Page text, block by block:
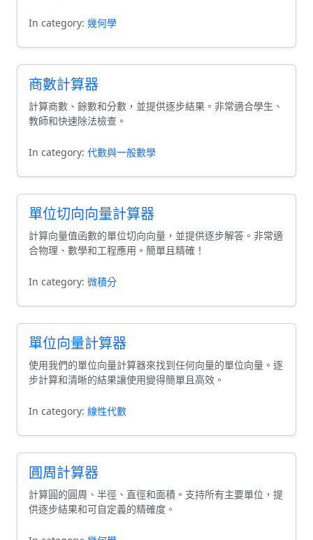
In category: 幾何學
商數計算器
計算商數、餘數和分數，並提供逐步結果。非常適合學生、
教師和快速除法檢查。
In category: 代數與一般數學
單位切向向量計算器
計算向量值函數的單位切向向量，並提供逐步解答。非常適
合物理、數學和工程應用。簡單且精確！
In category: 微積分
單位向量計算器
使用我們的單位向量計算器來找到任何向量的單位向量。逐
步計算和清晰的結果讓使用變得簡單且高效。
In category: 線性代數
圓周計算器
計算圓的圓周、半徑、直徑和面積。支持所有主要單位，提
供逐步結果和可自定義的精確度。